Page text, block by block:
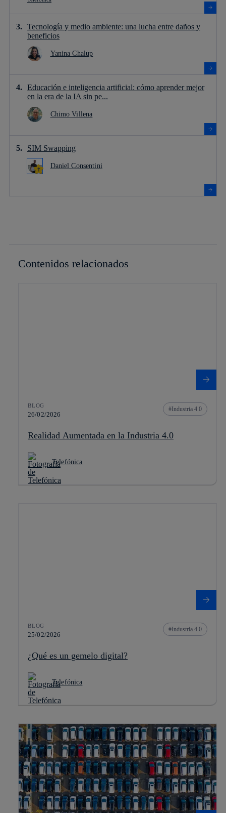
Tecnología y medio ambiente: una lucha entre daños y
beneficios
Yanina Chalup
Educación e inteligencia artificial: cómo aprender mejor
en la era de la IA sin pe...
Chimo Villena
SIM Swapping
Daniel Consentini
Contenidos relacionados
BLOG
26/02/2026
Industria 4.0
Realidad Aumentada en la Industria 4.0
Telefónica
BLOG
25/02/2026
Industria 4.0
¿Qué es un gemelo digital?
Telefónica